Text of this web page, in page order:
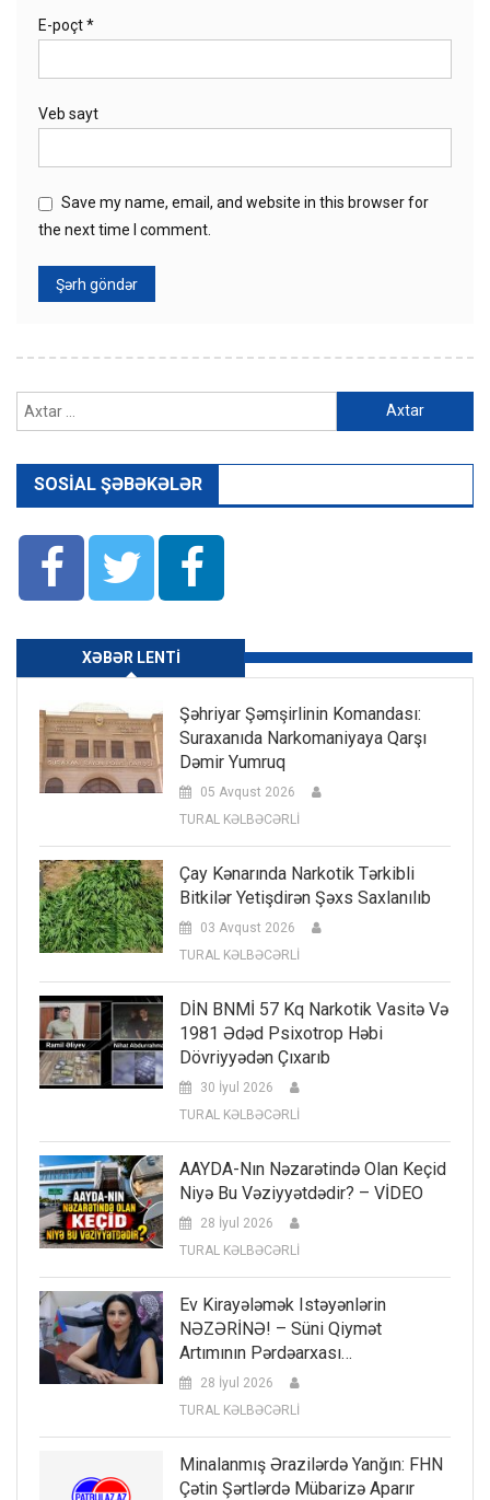
E-poçt*
Veb sayt
Save my name, email, and website in this browser for
the next time I comment.
SOSIAL ŞƏBƏKƏLƏR
XƏBƏR LENTI
Şəhriyar Şəmşirlinin Komandası:
Suraxanıda Narkomaniyaya Qarşı
Dəmir Yumruq
05 Avqust 2026
TURAL KƏLBƏCƏRLİ
Çay Kənarında Narkotik Tərkibli
Bitkilər Yetişdirən Şəxs Saxlanılıb
03 Avqust 2026
TURAL KƏLBƏCƏRLİ
DİN BNMİ 57 Kq Narkotik Vasitə Və
1981 Ədəd Psixotrop Həbi
Dövriyyədən Çıxarıb
30 İyul 2026
TURAL KƏLBƏCƏRLİ
AAYDA-Nın Nəzarətində Olan Keçid
Niyə Bu Vəziyyətdədir? – VİDEO
28 İyul 2026
TURAL KƏLBƏCƏRLİ
Ev Kirayələmək Istəyənlərin
NƏZƏRİNƏ! – Süni Qiymət
Artımının Pərdəarxası…
28 İyul 2026
TURAL KƏLBƏCƏRLİ
Minalanmış Ərazilərdə Yanğın: FHN
Çətin Şərtlərdə Mübarizə Aparır